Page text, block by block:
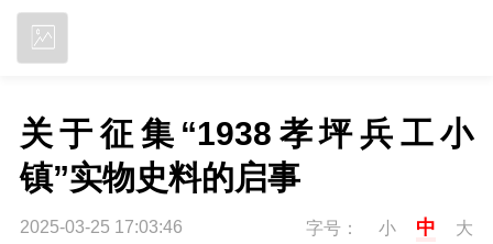
关于征集“1938孝坪兵工小
镇”实物史料的启事
2025-03-25 17:03:46 字号： 小 中 大